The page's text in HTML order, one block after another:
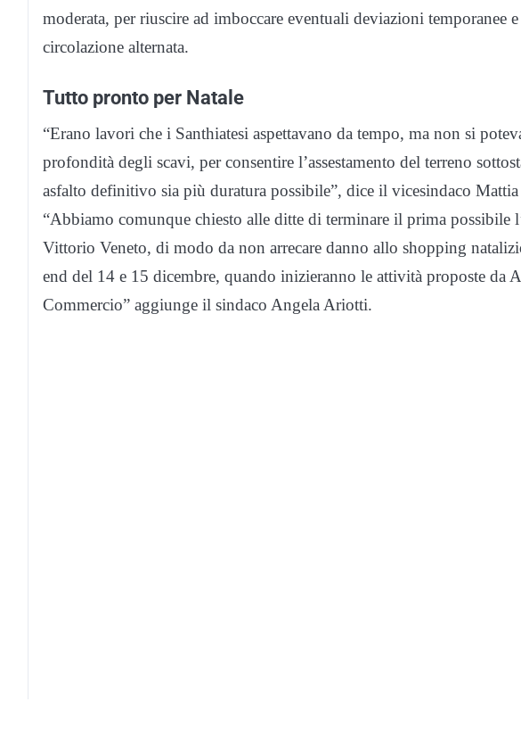
moderata, per riuscire ad imboccare eventuali deviazioni temporanee
circolazione alternata.
Tutto pronto per Natale
“Erano lavori che i Santhiatesi aspettavano da tempo, ma non si
profondità degli scavi, per consentire l’assestamento del terreno
asfalto definitivo sia più duratura possibile”, dice il vicesindaco Mattia
“Abbiamo comunque chiesto alle ditte di terminare il prima possibile
Vittorio Veneto, di modo da non arrecare danno allo shopping
end del 14 e 15 dicembre, quando inizieranno le attività proposte da
Commercio” aggiunge il sindaco Angela Ariotti.